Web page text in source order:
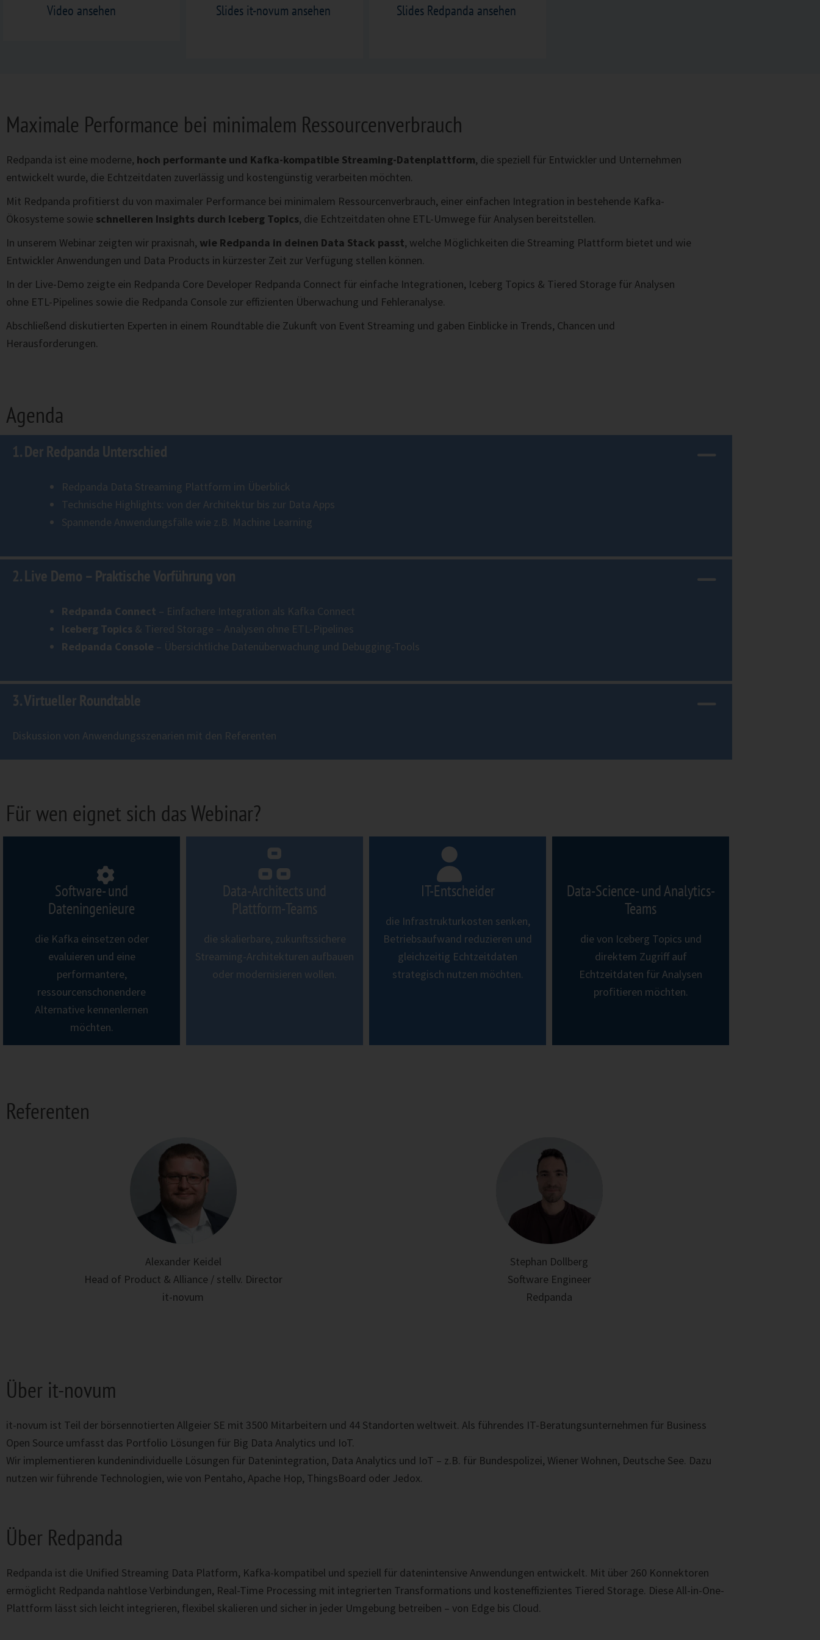
Video ansehen Slides it-novum ansehen Slides Redpanda ansehen
Maximale Performance bei minimalem Ressourcenverbrauch
Redpanda ist eine moderne, hoch performante und Kafka-kompatible Streaming-Datenplattform, die speziell für Entwickler und Unternehmen
entwickelt wurde, die Echtzeitdaten zuverlässig und kostengünstig verarbeiten möchten.
Mit Redpanda profitierst du von maximaler Performance bei minimalem Ressourcenverbrauch, einer einfachen Integration in bestehende Kafka-
Ökosysteme sowie schnelleren Insights durch Iceberg Topics, die Echtzeitdaten ohne ETL-Umwege für Analysen bereitstellen.
In unserem Webinar zeigten wir praxisnah, wie Redpanda in deinen Data Stack passt, welche Möglichkeiten die Streaming Plattform bietet und wie
Entwickler Anwendungen und Data Products in kürzester Zeit zur Verfügung stellen können.
In der Live-Demo zeigte ein Redpanda Core Developer Redpanda Connect für einfache Integrationen, Iceberg Topics & Tiered Storage für Analysen
ohne ETL-Pipelines sowie die Redpanda Console zur effizienten Überwachung und Fehleranalyse.
Abschließend diskutierten Experten in einem Roundtable die Zukunft von Event Streaming und gaben Einblicke in Trends, Chancen und
Herausforderungen.
Agenda
1. Der Redpanda Unterschied
Redpanda Data Streaming Plattform im Überblick
Technische Highlights: von der Architektur bis zur Data Apps
Spannende Anwendungsfälle wie z.B. Machine Learning
2. Live Demo – Praktische Vorführung von
Redpanda Connect – Einfachere Integration als Kafka Connect
Iceberg Topics & Tiered Storage – Analysen ohne ETL-Pipelines
Redpanda Console – Übersichtliche Datenüberwachung und Debugging-Tools
3. Virtueller Roundtable
Diskussion von Anwendungsszenarien mit den Referenten
Für wen eignet sich das Webinar?
Software- und
Dateningenieure
die Kafka einsetzen oder
evaluieren und eine
performantere,
ressourcenschonendere
Alternative kennenlernen
möchten.
Data-Architects und
Plattform-Teams
die skalierbare, zukunftssichere
Streaming-Architekturen aufbauen
oder modernisieren wollen.
IT-Entscheider
die Infrastrukturkosten senken,
Betriebsaufwand reduzieren und
gleichzeitig Echtzeitdaten
strategisch nutzen möchten.
Data-Science- und Analytics-
Teams
die von Iceberg Topics und
direktem Zugriff auf
Echtzeitdaten für Analysen
profitieren möchten.
Referenten
Alexander Keidel
Head of Product & Alliance / stellv. Director
it-novum
Stephan Dollberg
Software Engineer
Redpanda
Über it-novum
it-novum ist Teil der börsennotierten Allgeier SE mit 3500 Mitarbeitern und 44 Standorten weltweit. Als führendes IT-Beratungsunternehmen für Business
Open Source umfasst das Portfolio Lösungen für Big Data Analytics und IoT.
Wir implementieren kundenindividuelle Lösungen für Datenintegration, Data Analytics und IoT – z.B. für Bundespolizei, Wiener Wohnen, Deutsche See. Dazu
nutzen wir führende Technologien, wie von Pentaho, Apache Hop, ThingsBoard oder Jedox.
Über Redpanda
Redpanda ist die Unified Streaming Data Platform, Kafka-kompatibel und speziell für datenintensive Anwendungen entwickelt. Mit über 260 Konnektoren
ermöglicht Redpanda nahtlose Verbindungen, Real-Time Processing mit integrierten Transformations und kosteneffizientes Tiered Storage. Diese All-in-One-
Plattform lässt sich leicht integrieren, flexibel skalieren und sicher in jeder Umgebung betreiben – von Edge bis Cloud.